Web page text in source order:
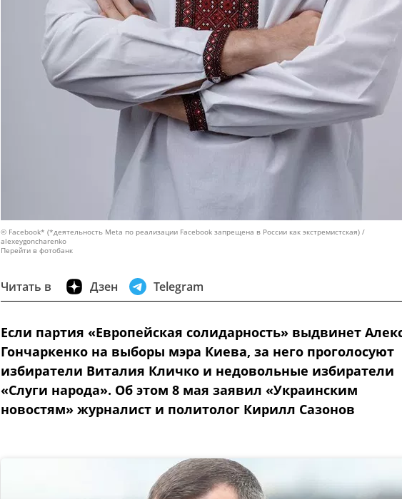
© Facebook* (*деятельность Meta по реализации Facebook запрещена в России как экстремистская) /
alexeygoncharenko
Перейти в фотобанк
Читать в Дзен Telegram
Если партия «Европейская солидарность» выдвинет
Гончаркенко на выборы мэра Киева, за него проголосуют
избиратели Виталия Кличко и недовольные избиратели
«Слуги народа». Об этом 8 мая заявил «Украинским
новостям» журналист и политолог Кирилл Сазонов